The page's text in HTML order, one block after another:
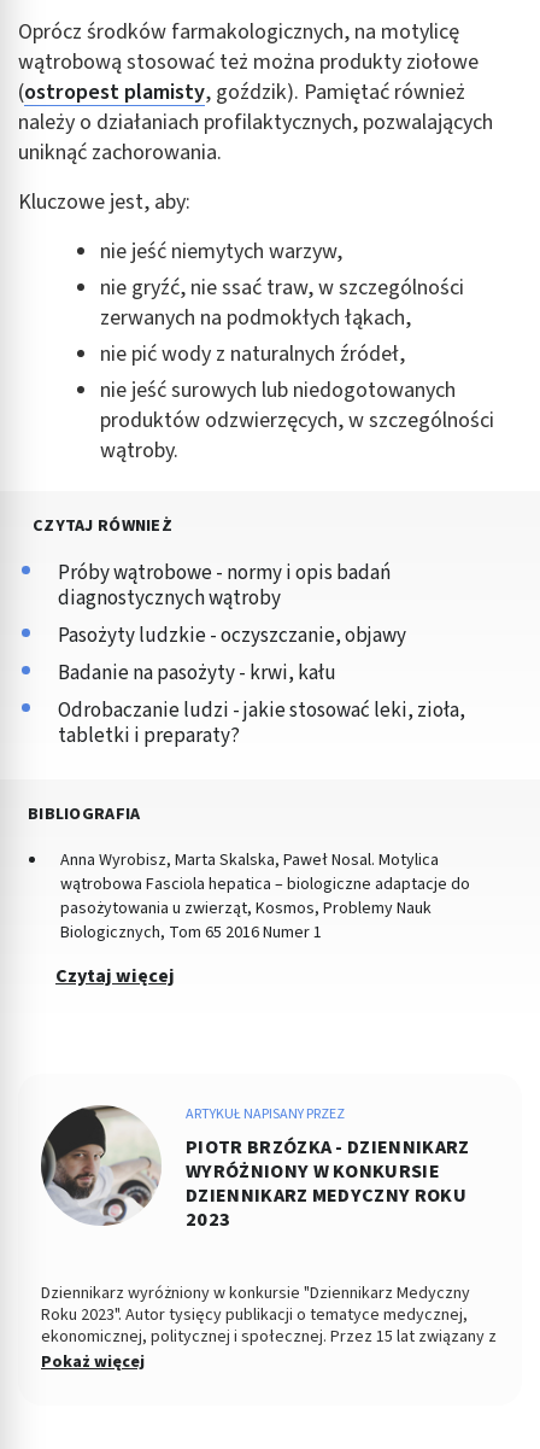
Oprócz środków farmakologicznych, na motylicę
wątrobową stosować też można produkty ziołowe
(ostropest plamisty, goździk). Pamiętać również
należy o działaniach profilaktycznych, pozwalających
uniknąć zachorowania.
Kluczowe jest, aby:
nie jeść niemytych warzyw,
nie gryźć, nie ssać traw, w szczególności
zerwanych na podmokłych łąkach,
nie pić wody z naturalnych źródeł,
nie jeść surowych lub niedogotowanych
produktów odzwierzęcych, w szczególności
wątroby.
CZYTAJ RÓWNIEŻ
Próby wątrobowe - normy i opis badań
diagnostycznych wątroby
Pasożyty ludzkie - oczyszczanie, objawy
Badanie na pasożyty - krwi, kału
Odrobaczanie ludzi - jakie stosować leki, zioła,
tabletki i preparaty?
BIBLIOGRAFIA
Anna Wyrobisz, Marta Skalska, Paweł Nosal. Motylica
wątrobowa Fasciola hepatica – biologiczne adaptacje do
pasożytowania u zwierząt, Kosmos, Problemy Nauk
Biologicznych, Tom 65 2016 Numer 1
Czytaj więcej
ARTYKUŁ NAPISANY PRZEZ
PIOTR BRZÓZKA - DZIENNIKARZ
WYRÓŻNIONY W KONKURSIE
DZIENNIKARZ MEDYCZNY ROKU
2023
Dziennikarz wyróżniony w konkursie "Dziennikarz Medyczny
Roku 2023". Autor tysięcy publikacji o tematyce medycznej,
ekonomicznej, politycznej i społecznej. Przez 15 lat związany z
Dziennikiem Łódzkim i Polska TheTimes. Z wykształcenia
Pokaż więcej